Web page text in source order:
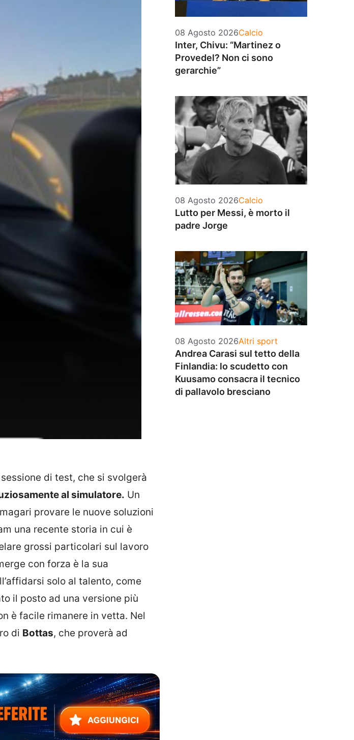
di test, che si svolgerà
al simulatore. Un
provare le nuove soluzioni
una recente storia in cui è
grossi particolari sul lavoro
con forza è la sua
solo al talento, come
il posto ad una versione più
è facile rimanere in vetta. Nel
di Bottas, che proverà ad
08 Agosto 2026Categorie
Calcio
Inter, Chivu: “Martinez o
Provedel? Non ci sono
gerarchie”
08 Agosto 2026Categorie
Calcio
Lutto per Messi, è morto il
padre Jorge
08 Agosto 2026Categorie
Altri sport
Andrea Carasi sul tetto della
Finlandia: lo scudetto con
Kuusamo consacra il tecnico
di pallavolo bresciano